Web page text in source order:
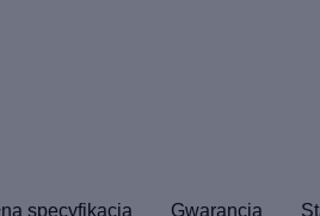
specyfikacja Gwarancja